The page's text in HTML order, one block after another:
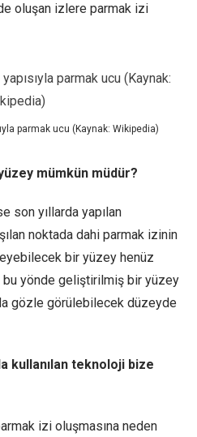
oluşan izlere parmak izi
parmak ucu (Kaynak: Wikipedia)
mümkün müdür?
son yıllarda yapılan
noktada dahi parmak izinin
bir yüzey henüz
yönde geliştirilmiş bir yüzey
gözle görülebilecek düzeyde
kullanılan teknoloji bize
izi oluşmasına neden